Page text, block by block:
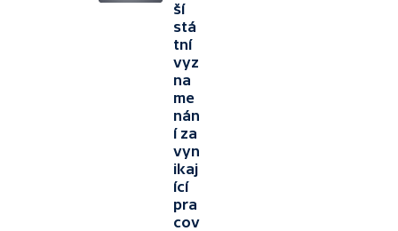
ší
stá
tní
vyz
na
me
nán
í za
vyn
ikaj
ící
pra
cov